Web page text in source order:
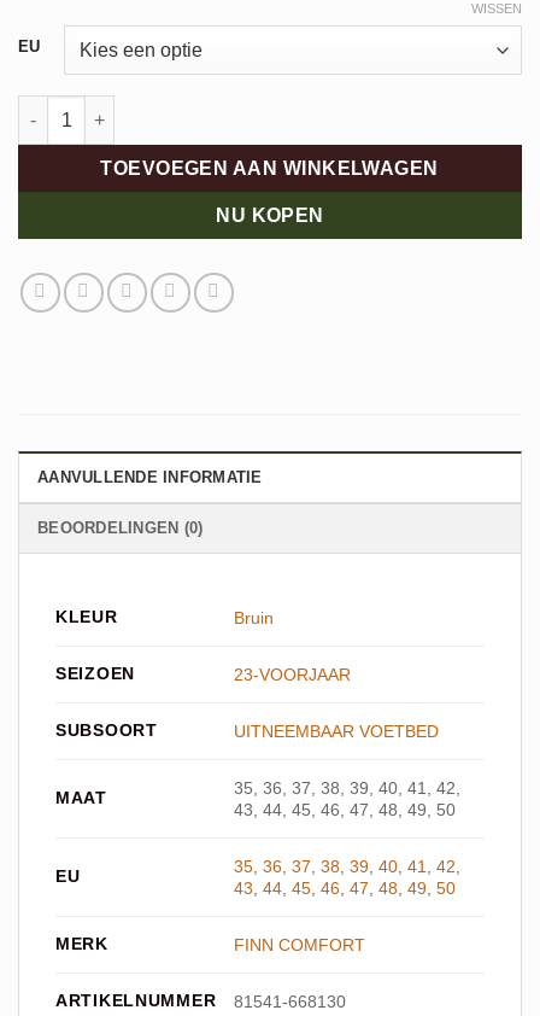
EU
WISSEN
Finn Comfort Copan-s aantal
TOEVOEGEN AAN WINKELWAGEN
NU KOPEN
Alternative:
AANVULLENDE INFORMATIE
BEOORDELINGEN (0)
KLEUR Bruin
SEIZOEN 23-VOORJAAR
SUBSOORT UITNEEMBAAR VOETBED
MAAT
35, 36, 37, 38, 39, 40, 41, 42,
43, 44, 45, 46, 47, 48, 49, 50
EU 35 ,36 ,37 ,38 ,39 ,40 ,41 ,42
43 ,44 ,45 ,46 ,47 ,48 ,49 ,50
MERK FINN COMFORT
ARTIKELNUMMER 81541-668130